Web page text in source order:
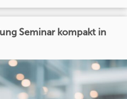
Seminar kompakt in